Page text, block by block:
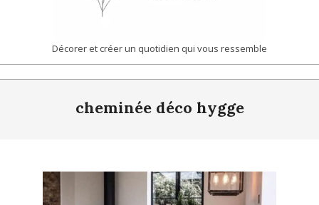
COCON
|
DÉCORATION
LIVING
Décorer et créer un quotidien qui vous ressemble
cheminée déco hygge